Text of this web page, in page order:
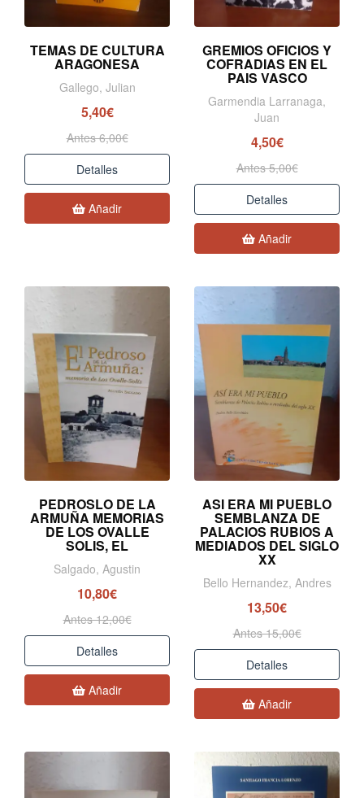
TEMAS DE CULTURA
ARAGONESA
Gallego, Julian
5,40€
Antes 6,00€
Detalles
Añadir
GREMIOS OFICIOS Y
COFRADIAS EN EL
PAIS VASCO
Garmendia Larranaga,
Juan
4,50€
Antes 5,00€
Detalles
Añadir
PEDROSLO DE LA
ARMUÑA MEMORIAS
DE LOS OVALLE
SOLIS, EL
Salgado, Agustin
10,80€
Antes 12,00€
Detalles
Añadir
ASI ERA MI PUEBLO
SEMBLANZA DE
PALACIOS RUBIOS A
MEDIADOS DEL SIGLO
XX
Bello Hernandez, Andres
13,50€
Antes 15,00€
Detalles
Añadir